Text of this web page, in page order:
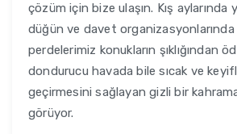
çözüm için bize ulaşın. Kış aylarında
düğün ve davet organizasyonlarında
perdelerimiz konukların şıklığından
dondurucu havada bile sıcak ve
geçirmesini sağlayan gizli bir
görüyor.